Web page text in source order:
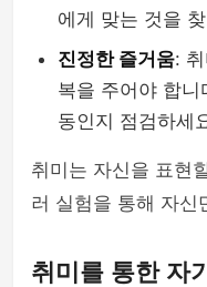
에게 맞는 것을
진정한 즐거움:
복을 주어야 합
동인지 점검하세
취미는 자신을 표현
러 실험을 통해 자신
취미를 통한 자